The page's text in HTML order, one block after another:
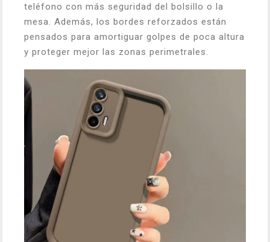
teléfono con más seguridad del bolsillo o la
mesa. Además, los bordes reforzados están
pensados para amortiguar golpes de poca altura
y proteger mejor las zonas perimetrales.